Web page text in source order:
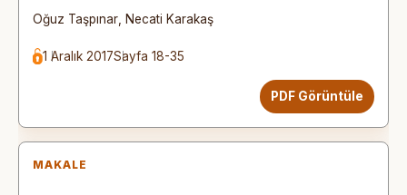
Oğuz Taşpınar Necati Karakaş
1 Aralık 2017Sayfa 18-35
PDF Görüntüle
MAKALE